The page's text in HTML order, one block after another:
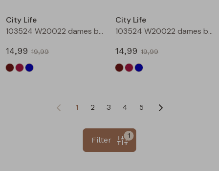
City Life
103524 W20022 dames bloese km Wijnrood
14,99 19,99
City Life
103524 W20022 dames bloese km Marine
14,99 19,99
1 2 3 4 5
1
Filter